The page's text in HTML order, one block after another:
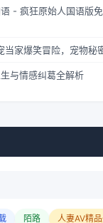
- 疯狂原始人国语版
当家爆笑冒险，宠物秘
与情感纠葛全解析
陌路